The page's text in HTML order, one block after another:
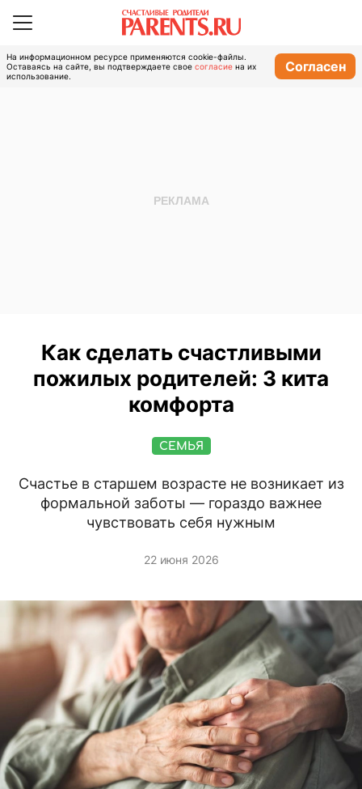
На информационном ресурсе применяются cookie-файлы.
Оставаясь на сайте, вы подтверждаете свое согласие на их
использование.
Согласен
Как сделать счастливыми
пожилых родителей: 3 кита
комфорта
СЕМЬЯ
Счастье в старшем возрасте не возникает из
формальной заботы — гораздо важнее
чувствовать себя нужным
22 июня 2026